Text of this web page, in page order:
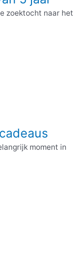
zoektocht naar het
moment in